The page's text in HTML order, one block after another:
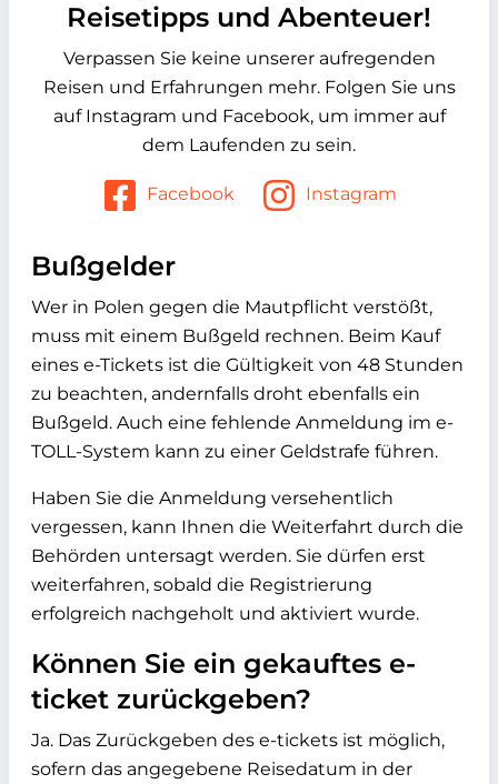
Reisetipps und Abenteuer!
Verpassen Sie keine unserer aufregenden
Reisen und Erfahrungen mehr. Folgen Sie uns
auf Instagram und Facebook, um immer auf
dem Laufenden zu sein.
Facebook Instagram
Bußgelder
Wer in Polen gegen die Mautpflicht verstößt,
muss mit einem Bußgeld rechnen. Beim Kauf
eines e-Tickets ist die Gültigkeit von 48 Stunden
zu beachten, andernfalls droht ebenfalls ein
Bußgeld. Auch eine fehlende Anmeldung im e-
TOLL-System kann zu einer Geldstrafe führen.
Haben Sie die Anmeldung versehentlich
vergessen, kann Ihnen die Weiterfahrt durch die
Behörden untersagt werden. Sie dürfen erst
weiterfahren, sobald die Registrierung
erfolgreich nachgeholt und aktiviert wurde.
Können Sie ein gekauftes e-
ticket zurückgeben?
Ja. Das Zurückgeben des e-tickets ist möglich,
sofern das angegebene Reisedatum in der